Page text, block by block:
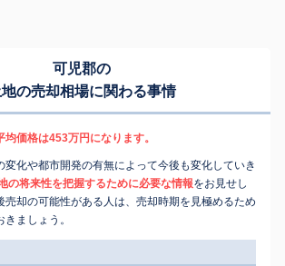
可児郡の
地の売却相場に関わる事情
価格は453万円になります。
変化や都市開発の有無によって今後も変化していき
の将来性を把握するために必要な情報をお見せし
売却の可能性がある人は、売却時期を見極めるため
ましょう。